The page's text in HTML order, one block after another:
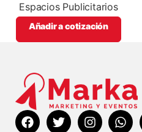
Espacios Publicitarios
Añadir a cotización